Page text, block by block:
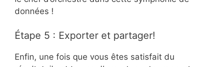
données !
Étape 5 : Exporter et partager!
Enfin, une fois que vous êtes satisfait du